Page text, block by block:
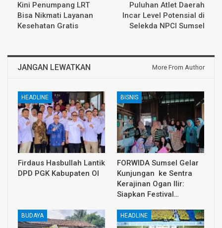
Kini Penumpang LRT
Bisa Nikmati Layanan
Kesehatan Gratis
Puluhan Atlet Daerah
Incar Level Potensial di
Selekda NPCI Sumsel
JANGAN LEWATKAN More From Author
HEADLINE
Firdaus Hasbullah Lantik
DPD PGK Kabupaten OI
BISNIS
FORWIDA Sumsel Gelar
Kunjungan ke Sentra
Kerajinan Ogan Ilir:
Siapkan Festival…
BUDAYA HEADLINE